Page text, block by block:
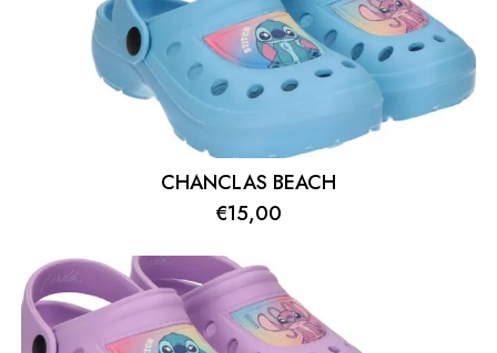
CHANCLAS BEACH
€15,00